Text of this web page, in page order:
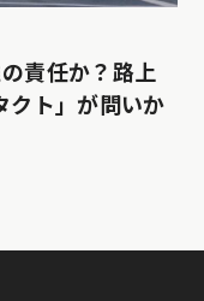
責任か？路上
クト」が問いか